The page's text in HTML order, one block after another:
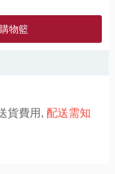
物籃
貨費用, 配送需知